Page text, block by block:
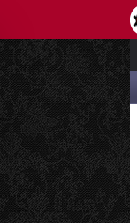
menu